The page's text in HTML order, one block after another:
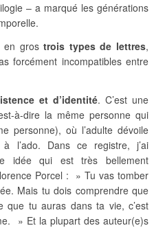
– a marqué les générations
en grostrois types de lettres,
forcément incompatibles entre
et d’identité. C’est une
à-dire la même personne qui
personne), où l’adulte dévoile
à l’ado. Dans ce registre, j’ai
idée qui est très bellement
Porcel : » Tu vas tomber
Mais tu dois comprendre que
que tu auras dans ta vie, c’est
» Et la plupart des auteur(e)s